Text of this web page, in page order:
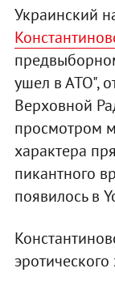
Украинский
ушел в АТО",
Верховной
просмотром
характера
пикантного
появилось в